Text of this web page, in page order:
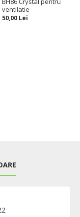
ventilatie
50,00 Lei